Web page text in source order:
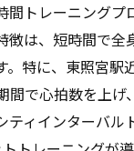
間トレーニングプ
徴は、短時間で全
特に、東照宮駅
間で心拍数を上げ
ティインターバル